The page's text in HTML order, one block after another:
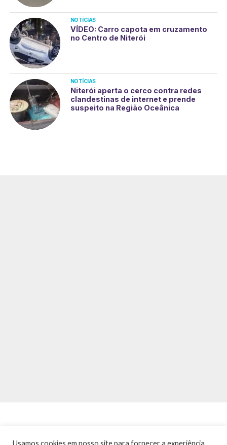
NOTÍCIAS
VÍDEO: Carro capota em cruzamento
no Centro de Niterói
NOTÍCIAS
Niterói aperta o cerco contra redes
clandestinas de internet e prende
suspeito na Região Oceânica
Usamos cookies em nosso site para fornecer a experiência